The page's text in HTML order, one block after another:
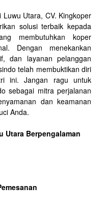
Utara, CV. Kingkoper
solusi terbaik kepada
membutuhkan koper
Dengan menekankan
dan layanan pelanggan
telah membuktikan diri
ini. Jangan ragu untuk
sebagai mitra perjalanan
dan keamanan
Anda.
Utara Berpengalaman